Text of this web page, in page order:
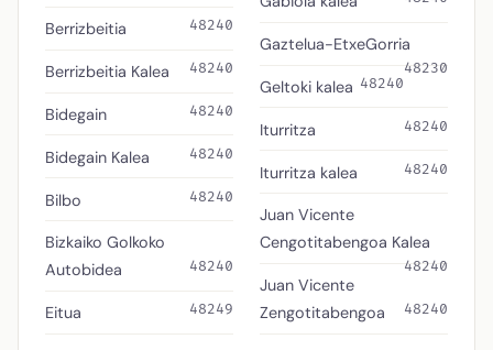
Berrizbeitia 48240
Berrizbeitia Kalea 48240
Bidegain 48240
Bidegain Kalea 48240
Bilbo 48240
Bizkaiko Golkoko
Autobidea
48240
Eitua 48249
Gaztelua-EtxeGorria
48230
Geltoki kalea 48240
Iturritza 48240
Iturritza kalea 48240
Juan Vicente
Cengotitabengoa Kalea
48240
Juan Vicente
Zengotitabengoa
48240